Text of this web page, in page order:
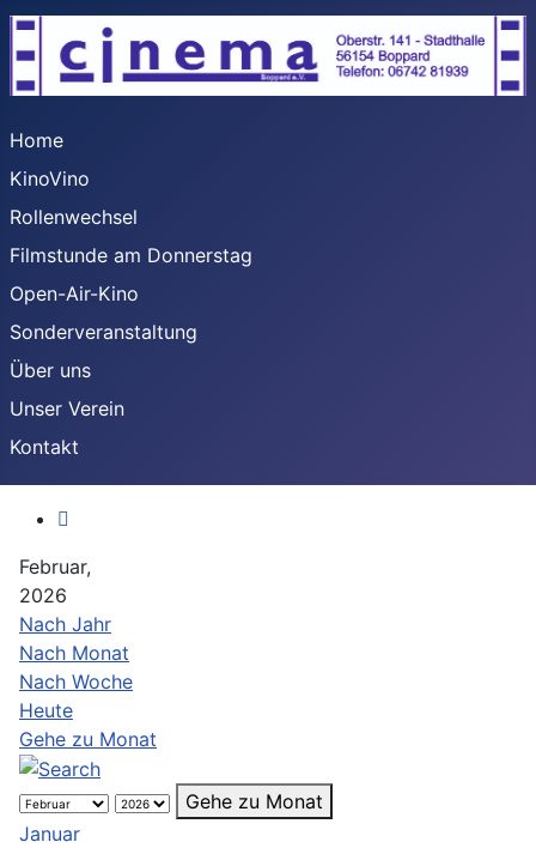
Home
KinoVino
Rollenwechsel
Filmstunde am Donnerstag
Open-Air-Kino
Sonderveranstaltung
Über uns
Unser Verein
Kontakt
Februar,
2026
Nach Jahr
Nach Monat
Nach Woche
Heute
Gehe zu Monat
Gehe zu Monat
Januar